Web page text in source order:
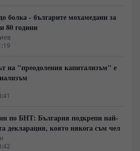
болка - българите мохамедани за
80 години
на "преодоления капитализъм" е
по БНТ: България подкрепи най-
декларация, която някога съм чел